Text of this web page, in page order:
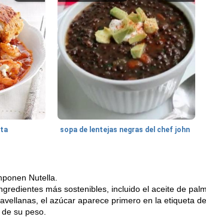
sopa de lentejas negras del chef john
Nutella.
más sostenibles, incluido el aceite de
el azúcar aparece primero en la etiqueta
su peso.